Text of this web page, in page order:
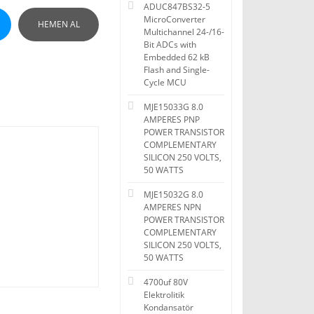
HEMEN AL
ADUC847BS32-5
MicroConverter
Multichannel 24-/16-
Bit ADCs with
Embedded 62 kB
Flash and Single-
Cycle MCU
MJE15033G 8.0
AMPERES PNP
POWER TRANSISTOR
COMPLEMENTARY
SILICON 250 VOLTS,
50 WATTS
MJE15032G 8.0
AMPERES NPN
POWER TRANSISTOR
COMPLEMENTARY
SILICON 250 VOLTS,
50 WATTS
4700uf 80V
Elektrolitik
Kondansatör